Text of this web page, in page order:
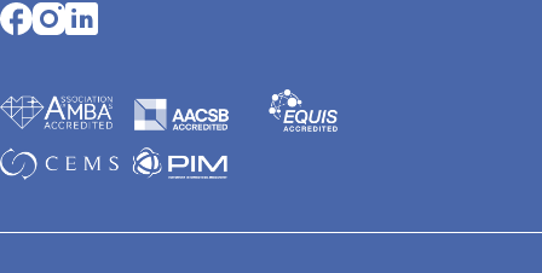
Opens in a new tab
Opens in a new tab
Opens in a new tab